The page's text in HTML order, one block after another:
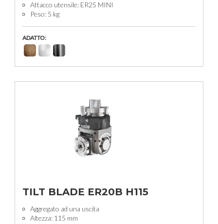
Attacco utensile: ER25 MINI
Peso: 5 kg
ADATTO:
TILT BLADE ER20B H115
Aggregato ad una uscita
Altezza: 115 mm